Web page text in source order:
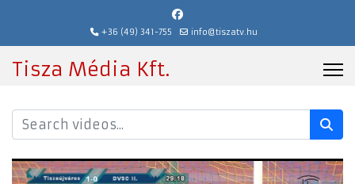
+36 (49) 341-755 info@tiszatv.hu
Tisza Média Kft.